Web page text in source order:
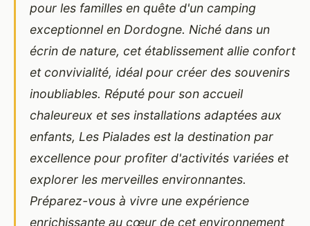
pour les familles en quête d'un camping
exceptionnel en Dordogne. Niché dans un
écrin de nature, cet établissement allie confort
et convivialité, idéal pour créer des souvenirs
inoubliables. Réputé pour son accueil
chaleureux et ses installations adaptées aux
enfants, Les Pialades est la destination par
excellence pour profiter d'activités variées et
explorer les merveilles environnantes.
Préparez-vous à vivre une expérience
enrichissante au cœur de cet environnement